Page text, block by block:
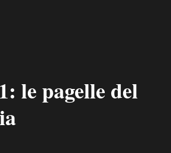
le pagelle del